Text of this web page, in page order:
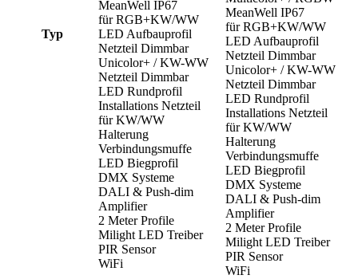
Typ
MeanWell IP67
für RGB+KW/WW
LED Aufbauprofil
Netzteil Dimmbar
Unicolor+ / KW-WW
Netzteil Dimmbar
LED Rundprofil
Installations Netzteil
für KW/WW
Halterung
Verbindungsmuffe
LED Biegprofil
DMX Systeme
DALI & Push-dim
Amplifier
2 Meter Profile
Milight LED Treiber
PIR Sensor
WiFi
MeanWell IP67
für RGB+KW/WW
LED Aufbauprofil
Netzteil Dimmbar
Unicolor+ / KW-WW
Netzteil Dimmbar
LED Rundprofil
Installations Netzteil
für KW/WW
Halterung
Verbindungsmuffe
LED Biegprofil
DMX Systeme
DALI & Push-dim
Amplifier
2 Meter Profile
Milight LED Treiber
PIR Sensor
WiFi